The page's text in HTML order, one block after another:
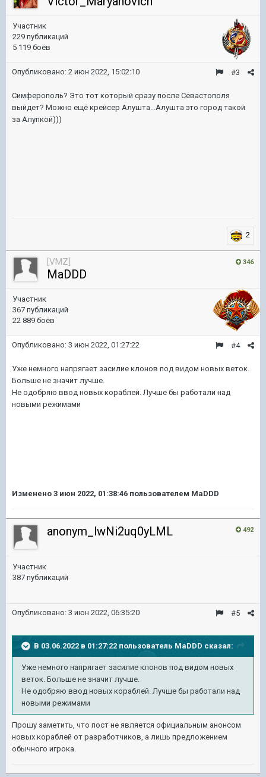
Участник
229 публикаций
5 119 боёв
#3
Опубликовано: 2 июн 2022, 15:02:10
Симферополь? Это тот который сразу после Севастополя
выйдет? Можно ещё крейсер Алушта...Алушта это город такой
за Алупкой)))
2
346
[VMZ]
MaDDD
Участник
367 публикаций
22 889 боёв
#4
Опубликовано: 3 июн 2022, 01:27:22
Уже немного напрягает засилие клонов под видом новых веток.
Больше не значит лучше.
Не одобряю ввод новых кораблей. Лучше бы работали над
новыми режимами
Изменено 3 июн 2022, 01:38:46 пользователем MaDDD
492
anonym_lwNi2uq0yLML
Участник
387 публикаций
#5
Опубликовано: 3 июн 2022, 06:35:20
В 03.06.2022 в 01:27:22 пользователь MaDDD сказал:
Уже немного напрягает засилие клонов под видом новых
веток. Больше не значит лучше.
Не одобряю ввод новых кораблей. Лучше бы работали над
новыми режимами
Прошу заметить, что пост не является официальным анонсом
новых кораблей от разработчиков, а лишь предложением
обычного игрока.